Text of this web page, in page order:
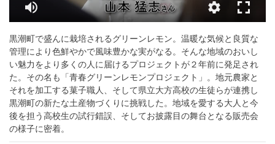
黒潮町で盛んに栽培されるグリーンレモン。温暖な気候と良質な
管理により色鮮やかで風味豊かな実がなる。そんな地域のおいし
い魅力をより多くの人に届けるプロジェクトが２年前に発足され
た。その名も「青春グリーンレモンプロジェクト」。地元農家と
それを加工する菓子職人、そして県立大方高校の生徒らが連携し
黒潮町の新たな土産物づくりに挑戦した。地域を愛する大人と今
後を担う高校生の試行錯誤、そしてお披露目の舞台となる販売会
の様子に密着。